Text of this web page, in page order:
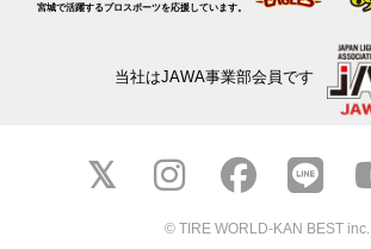
宮城で活躍するプロスポーツを応援しています。
当社はJAWA事業部会員です
© TIRE WORLD-KAN BEST inc.